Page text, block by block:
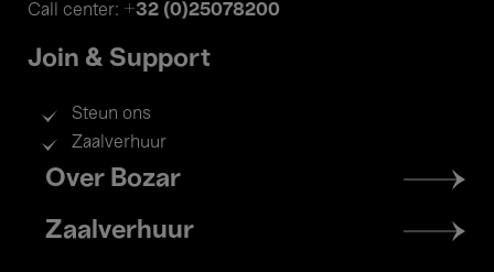
Call center: +32 (0)25078200
Join & Support
Steun ons
Zaalverhuur
Footer
menu
Over Bozar
Zaalverhuur